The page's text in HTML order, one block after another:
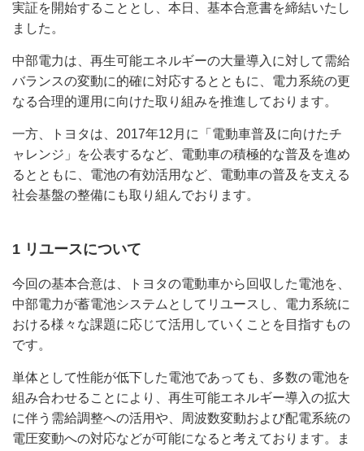
実証を開始することとし、本日、基本合意書を締結いたし
ました。
中部電力は、再生可能エネルギーの大量導入に対して需給
バランスの変動に的確に対応するとともに、電力系統の更
なる合理的運用に向けた取り組みを推進しております。
一方、トヨタは、2017年12月に「電動車普及に向けたチ
ャレンジ」を公表するなど、電動車の積極的な普及を進め
るとともに、電池の有効活用など、電動車の普及を支える
社会基盤の整備にも取り組んでおります。
1 リユースについて
今回の基本合意は、トヨタの電動車から回収した電池を、
中部電力が蓄電池システムとしてリユースし、電力系統に
おける様々な課題に応じて活用していくことを目指すもの
です。
単体として性能が低下した電池であっても、多数の電池を
組み合わせることにより、再生可能エネルギー導入の拡大
に伴う需給調整への活用や、周波数変動および配電系統の
電圧変動への対応などが可能になると考えております。ま